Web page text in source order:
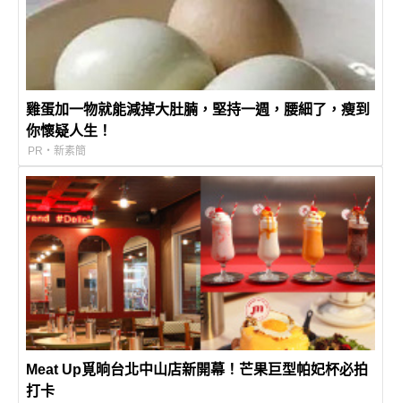
雞蛋加一物就能減掉大肚腩，堅持一週，腰細了，瘦到
你懷疑人生！
PR・新素簡
Meat Up覓晌台北中山店新開幕！芒果巨型帕妃杯必拍
打卡